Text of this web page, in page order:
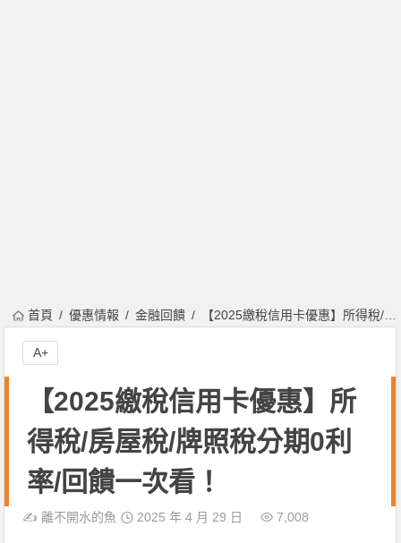
首頁 優惠情報 金融回饋 【2025繳稅信用卡優惠】所得稅/房屋稅/牌照稅分期0利率/回饋一次看！
【2025繳稅信用卡優惠】所
得稅/房屋稅/牌照稅分期0利
率/回饋一次看！
✍️離不開水的魚 2025 年 4 月 29 日 7,008
A+